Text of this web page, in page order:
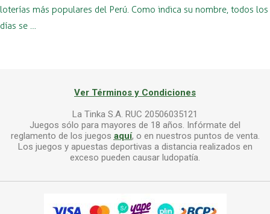
loterías más populares del Perú. Como indica su nombre, todos los
días se …
Ver Términos y Condiciones
La Tinka S.A. RUC 20506035121
Juegos sólo para mayores de 18 años. Infórmate del
reglamento de los juegos aquí, o en nuestros puntos de venta.
Los juegos y apuestas deportivas a distancia realizados en
exceso pueden causar ludopatía.